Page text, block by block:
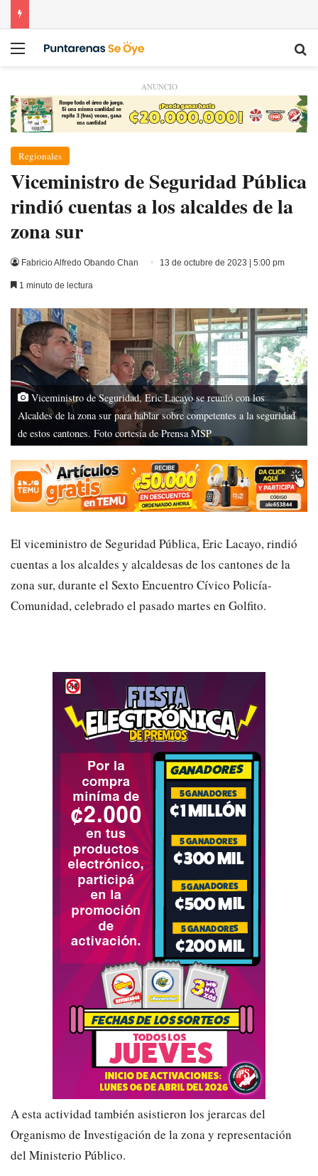
Menú
ANUNCIO
Regionales
Viceministro de Seguridad Pública
rindió cuentas a los alcaldes de la
zona sur
Fabricio Alfredo Obando Chan 13 de octubre de 2023 | 5:00 pm
1 minuto de lectura
Viceministro de Seguridad, Eric Lacayo se reunió con los
Alcaldes de la zona sur para hablar sobre competentes a la seguridad
de estos cantones. Foto cortesía de Prensa MSP
El viceministro de Seguridad Pública, Eric Lacayo, rindió
cuentas a los alcaldes y alcaldesas de los cantones de la
zona sur, durante el Sexto Encuentro Cívico Policía-
Comunidad, celebrado el pasado martes en Golfito.
A esta actividad también asistieron los jerarcas del
Organismo de Investigación de la zona y representación
del Ministerio Público.